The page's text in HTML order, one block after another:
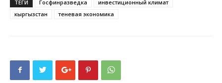
ТЕГИ Госфинразведка
инвестиционный климат
кыргызстан
теневая экономика